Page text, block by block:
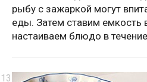
рыбу с зажаркой могут
еды. Затем ставим емкость
настаиваем блюдо в течение